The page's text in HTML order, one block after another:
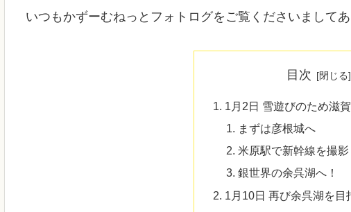
いつもかずーむねっとフォトログをご覧くださいましてあ
目次
1月2日 雪遊びのため滋
まずは彦根城へ
米原駅で新幹線を撮影
銀世界の余呉湖へ！
1月10日 再び余呉湖を目